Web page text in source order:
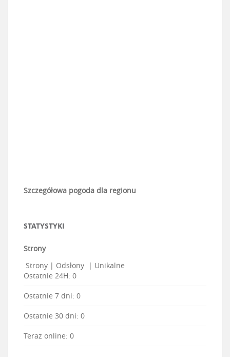
Szczegółowa pogoda dla regionu
STATYSTYKI
Strony
Strony | Odsłony | Unikalne
Ostatnie 24H: 0
Ostatnie 7 dni: 0
Ostatnie 30 dni: 0
Teraz online: 0